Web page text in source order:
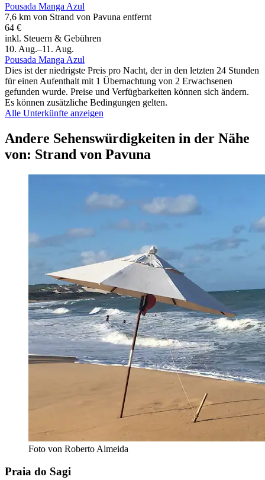
Pousada Manga Azul
7,6 km von Strand von Pavuna entfernt
64 €
inkl. Steuern & Gebühren
10. Aug.–11. Aug.
Pousada Manga Azul
Dies ist der niedrigste Preis pro Nacht, der in den letzten 24 Stunden
für einen Aufenthalt mit 1 Übernachtung von 2 Erwachsenen
gefunden wurde. Preise und Verfügbarkeiten können sich ändern.
Es können zusätzliche Bedingungen gelten.
Alle Unterkünfte anzeigen
Andere Sehenswürdigkeiten in der Nähe
von: Strand von Pavuna
Foto von Roberto Almeida
Praia do Sagi